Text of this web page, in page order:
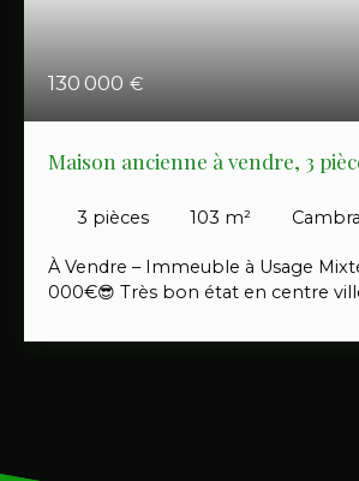
130 000 €
Maison ancienne à vendre, 3
3 pièces 103 m²
À Vendre – Immeuble à Usage
000€😎 Très bon état en centre
de deux étages en bonne état et